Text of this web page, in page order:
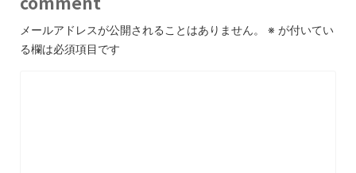
メールアドレスが公開されることはありません。 ※ が付いてい
る欄は必須項目です